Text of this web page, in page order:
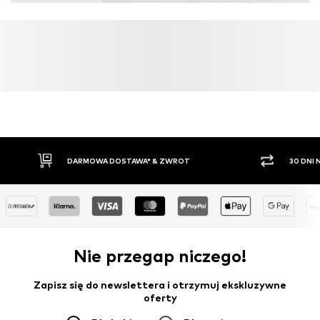
DARMOWA DOSTAWA* & ZWROT 30 DNI
Nie przegap niczego!
Zapisz się do newslettera i otrzymuj ekskluzywne
oferty